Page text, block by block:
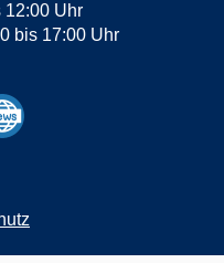
12:00 Uhr
bis 17:00 Uhr